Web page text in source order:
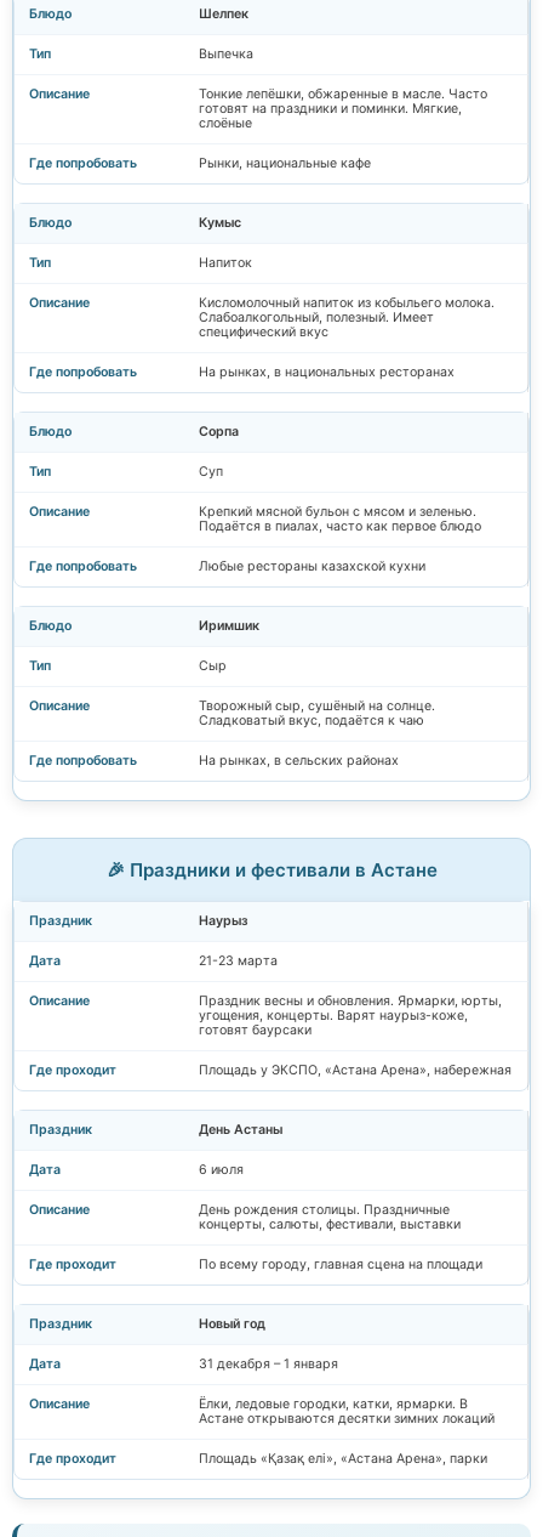
Шелпек
Выпечка
Тонкие лепёшки, обжаренные в масле. Часто
готовят на праздники и поминки. Мягкие,
слоёные
Рынки, национальные кафе
Кумыс
Напиток
Кисломолочный напиток из кобыльего молока.
Слабоалкогольный, полезный. Имеет
специфический вкус
На рынках, в национальных ресторанах
Сорпа
Суп
Крепкий мясной бульон с мясом и зеленью.
Подаётся в пиалах, часто как первое блюдо
Любые рестораны казахской кухни
Иримшик
Сыр
Творожный сыр, сушёный на солнце.
Сладковатый вкус, подаётся к чаю
На рынках, в сельских районах
🎉 Праздники и фестивали в Астане
Наурыз
21-23 марта
Праздник весны и обновления. Ярмарки, юрты,
угощения, концерты. Варят наурыз-коже,
готовят баурсаки
Площадь у ЭКСПО, «Астана Арена», набережная
День Астаны
6 июля
День рождения столицы. Праздничные
концерты, салюты, фестивали, выставки
По всему городу, главная сцена на площади
Новый год
31 декабря – 1 января
Ёлки, ледовые городки, катки, ярмарки. В
Астане открываются десятки зимних локаций
Площадь «Қазақ елі», «Астана Арена», парки